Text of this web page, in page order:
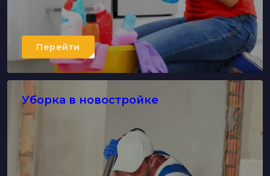
Перейти
Уборка в новостройке